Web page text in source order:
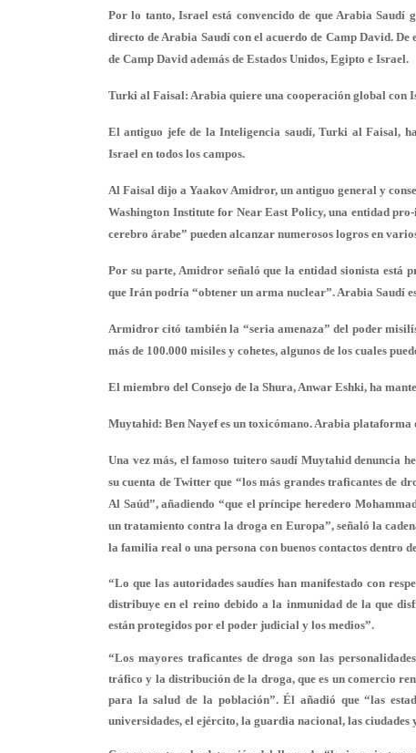
Por lo tanto, Israel está convencido de que Arabia Saudí
directo de Arabia Saudí con el acuerdo de Camp David.
de Camp David además de Estados Unidos, Egipto e Israel.
Turki al Faisal: Arabia quiere una cooperación global con
El antiguo jefe de la Inteligencia saudí, Turki al Faisal,
Israel en todos los campos.
Al Faisal dijo a Yaakov Amidror, un antiguo general y
Washington Institute for Near East Policy, una entidad
cerebro árabe” pueden alcanzar numerosos logros en
Por su parte, Amidror señaló que la entidad sionista está
que Irán podría “obtener un arma nuclear”. Arabia Saudí
Armidror citó también la “seria amenaza” del poder
más de 100.000 misiles y cohetes, algunos de los cuales
El miembro del Consejo de la Shura, Anwar Eshki, ha
Muytahid: Ben Nayef es un toxicómano. Arabia
Una vez más, el famoso tuitero saudí Muytahid denuncia
su cuenta de Twitter que “los más grandes traficantes de
Al Saúd”, añadiendo “que el príncipe heredero
un tratamiento contra la droga en Europa”, señaló la
la familia real o una persona con buenos contactos dentro
“Lo que las autoridades saudíes han manifestado con
distribuye en el reino debido a la inmunidad de la que
están protegidos por el poder judicial y los medios”.
“Los mayores traficantes de droga son las
tráfico y la distribución de la droga, que es un comercio
para la salud de la población”.Él añadió que “las
universidades, el ejército, la guardia nacional, las ciudades